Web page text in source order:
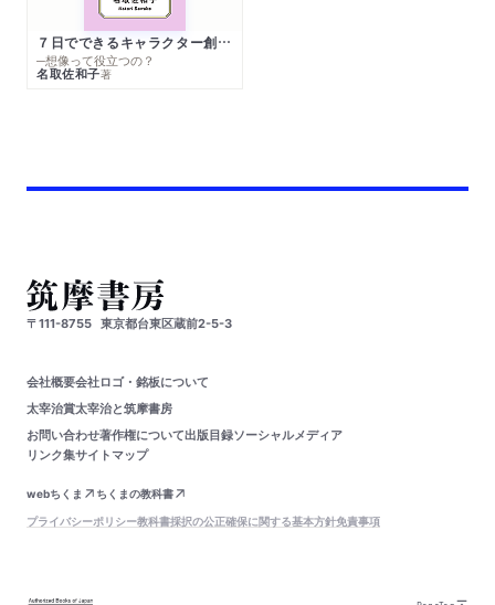
７日でできるキャラクター創作入門
─想像って役立つの？
名取佐和子著
〒111-8755 東京都台東区蔵前2-5-3
会社概要会社ロゴ・銘板について
太宰治賞太宰治と筑摩書房
お問い合わせ著作権について出版目録ソーシャルメディア
リンク集サイトマップ
webちくま
ちくまの教科書
プライバシーポリシー教科書採択の公正確保に関する基本方針免責事項